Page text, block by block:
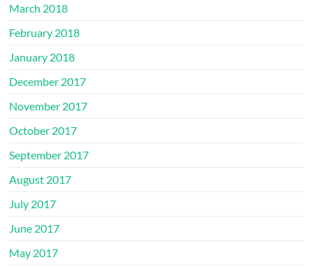
March 2018
February 2018
January 2018
December 2017
November 2017
October 2017
September 2017
August 2017
July 2017
June 2017
May 2017